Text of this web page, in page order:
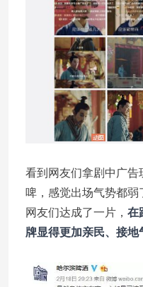
看到网友们拿剧中广告
啤，感觉出场气势都
网友们达成了一片， 在
牌显得更加亲民、接地